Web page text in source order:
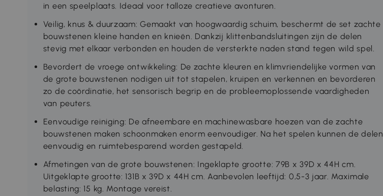
in een speelplaats. Ideaal voor talloze creatieve avonturen.
Veilig, knus & duurzaam: Gemaakt van hoogwaardig schuim, beschermt de set zachte
bouwstenen kleine handen en knieën. Dankzij klittenbandsluitingen zijn de delen
stevig met elkaar verbonden en houden de versterkte naden stand tegen wild spel.
Bevordert de vroege ontwikkeling: De zachte kleuren en klimvriendelijke vormen van
de grote bouwstenen nodigen uit tot stapelen, kruipen en verkennen en bevorderen
zo de coördinatie, het sensorisch begrip en de probleemoplossende vaardigheden
van peuters.
Eenvoudige reiniging: De afneembare en machinewasbare hoezen van de zachte
bouwstenen maken schoonmaken enorm eenvoudiger. Na het spelen kunnen de delen
eenvoudig en ruimtebesparend worden gestapeld.
Afmetingen van de grote bouwstenen: Ingeklapte grootte: 79B x 39D x 44H cm.
Uitgeklapte grootte: 131B x 39D x 44H cm. Aanbevolen leeftijd: 0,5-3 jaar. Maximale
belasting: 15 kg. Montage vereist.